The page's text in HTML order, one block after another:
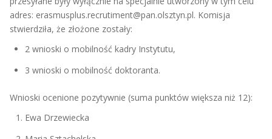
adres: erasmusplus.recrutiment@pan.olsztyn.pl. Komisja
stwierdziła, że złożone zostały:
2 wnioski o mobilność kadry Instytutu,
3 wnioski o mobilność doktoranta.
Wnioski ocenione pozytywnie (suma punktów większa niż 12):
Ewa Drzewiecka